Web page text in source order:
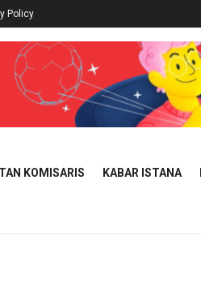
Policy
KOMISARIS KABAR ISTANA